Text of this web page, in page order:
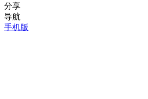
分享
导航
手机版